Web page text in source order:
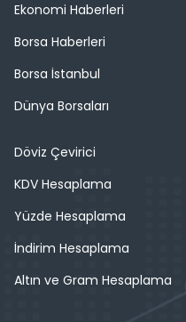
Ekonomi Haberleri
Borsa Haberleri
Borsa İstanbul
Dünya Borsaları
Döviz Çevirici
KDV Hesaplama
Yüzde Hesaplama
İndirim Hesaplama
Altın ve Gram Hesaplama